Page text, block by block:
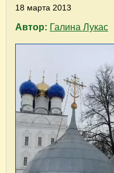
18 марта 2013
Автор: Галина Лукас